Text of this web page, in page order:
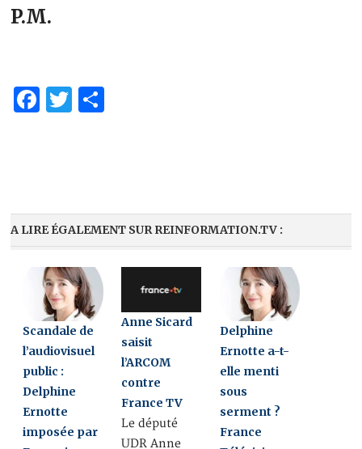
P.M.
Facebook
Twitter
A LIRE ÉGALEMENT SUR REINFORMATION.TV :
Scandale de
l’audiovisuel
public :
Delphine
Ernotte
imposée par
Anne Sicard
saisit
l’ARCOM
contre
France TV
Le député
UDR Anne
Delphine
Ernotte a-t-
elle menti
sous
serment ?
France